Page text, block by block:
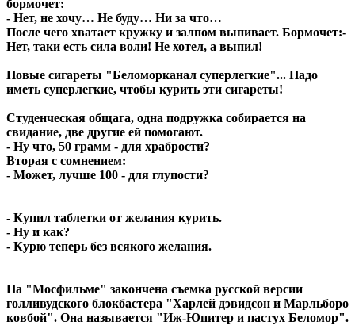
бормочет:
- Нет, не хочу… Не буду… Ни за что…
После чего хватает кружку и залпом выпивает. Бормочет:-
Нет, таки есть сила воли! Не хотел, а выпил!
Новые сигареты "Беломорканал суперлегкие"... Надо
иметь суперлегкие, чтобы курить эти сигареты!
Студенческая общага, одна подружка собирается на
свидание, две другие ей помогают.
- Ну что, 50 грамм - для храбрости?
Вторая с сомнением:
- Может, лучше 100 - для глупости?
- Купил таблетки от желания курить.
- Ну и как?
- Курю теперь без всякого желания.
На "Мосфильме" закончена съемка русской версии
голливудского блокбастера "Харлей дэвидсон и Марльборо
ковбой". Она называется "Иж-Юпитер и пастух Беломор".